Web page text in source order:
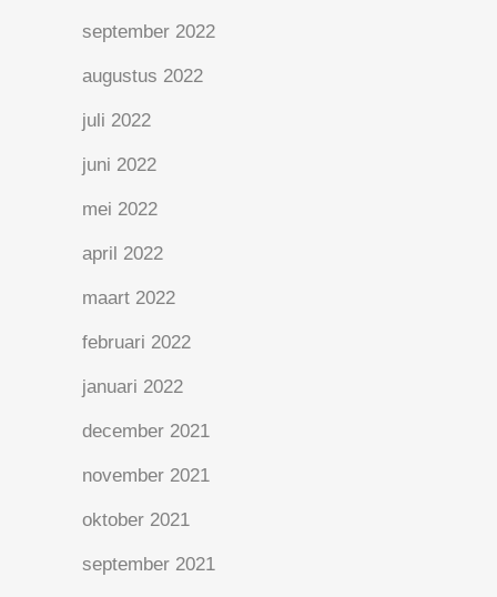
september 2022
augustus 2022
juli 2022
juni 2022
mei 2022
april 2022
maart 2022
februari 2022
januari 2022
december 2021
november 2021
oktober 2021
september 2021